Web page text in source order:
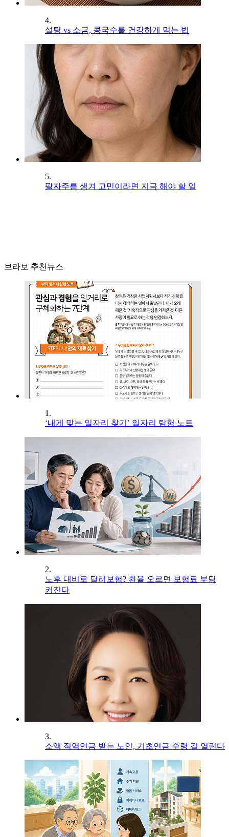
4.
설탕 vs 소금, 콩국수를 건강하게 먹는 법
5.
팔자주름 생겨 고민이라면 지금 해야 할 일
브라보 추천뉴스
1.
‘내게 맞는 일자리 찾기’ 일자리 탐험 노트
2.
노후 대비로 달러보험? 환율 오르면 보험료 부담
커진다
3.
소액 직역연금 받는 노인, 기초연금 수령 길 열린다